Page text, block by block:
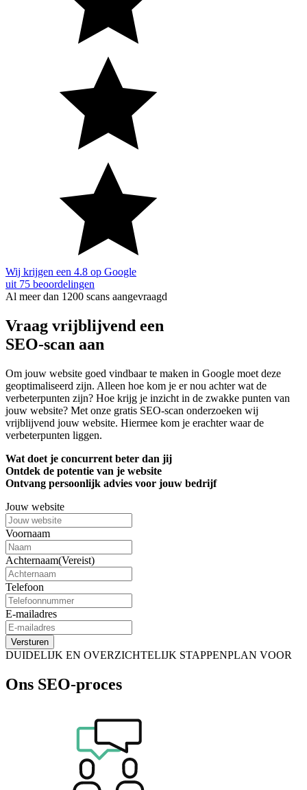
Wij krijgen een 4.8 op Google
uit 75 beoordelingen
Al meer dan 1200 scans aangevraagd
Vraag vrijblijvend een
SEO-scan aan
Om jouw website goed vindbaar te maken in Google moet deze
geoptimaliseerd zijn. Alleen hoe kom je er nou achter wat de
verbeterpunten zijn? Hoe krijg je inzicht in de zwakke punten van
jouw website? Met onze gratis SEO-scan onderzoeken wij
vrijblijvend jouw website. Hiermee kom je erachter waar de
verbeterpunten liggen.
Wat doet je concurrent beter dan jij
Ontdek de potentie van je website
Ontvang persoonlijk advies voor jouw bedrijf
Jouw website
Voornaam
Achternaam(Vereist)
Telefoon
E-mailadres
Versturen
DUIDELIJK EN OVERZICHTELIJK STAPPENPLAN VOOR
Ons SEO-proces